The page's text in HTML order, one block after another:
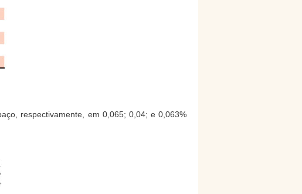
respectivamente, em 0,065; 0,04; e 0,063%